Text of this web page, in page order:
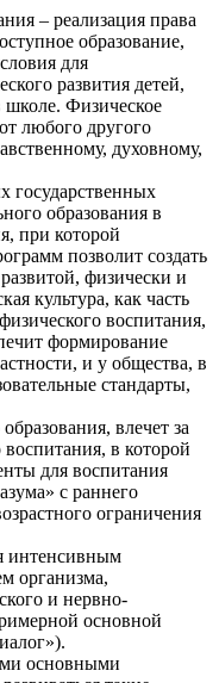
– реализация права
образование,
для
развития детей,
Физическое
любого другого
духовному,
государственных
образования в
при которой
позволит создать
физически и
культура, как часть
воспитания,
формирование
и у общества, в
стандарты,
влечет за
в которой
для воспитания
с раннего
ограничения
интенсивным
организма,
и нервно-
основной
основными